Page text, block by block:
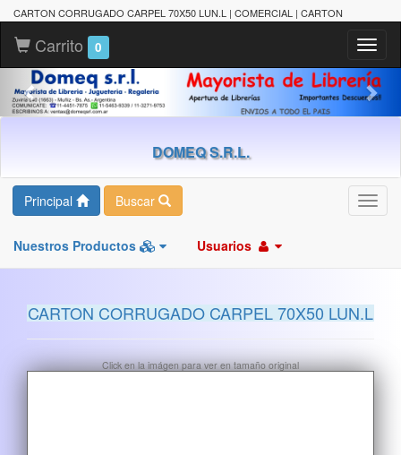
CARTON CORRUGADO CARPEL 70X50 LUN.L | COMERCIAL | CARTON
Carrito 0
DOMEQ S.R.L.
Principal Buscar
Nuestros Productos Usuarios
CARTON CORRUGADO CARPEL 70X50 LUN.L
Click en la imágen para ver en tamaño original